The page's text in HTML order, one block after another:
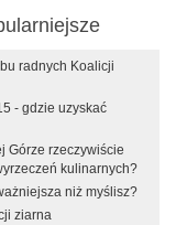
radnych Koalicji
- gdzie uzyskać
Górze rzeczywiście
kulinarnych?
niż myślisz?
ziarna